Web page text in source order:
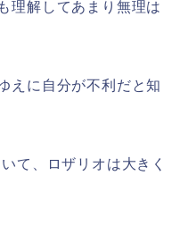
理解してあまり無理は
えに自分が不利だと知
て、ロザリオは大きく